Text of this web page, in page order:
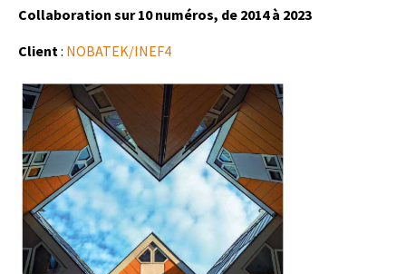
Collaboration sur 10 numéros, de 2014 à 2023
Client : NOBATEK/INEF4